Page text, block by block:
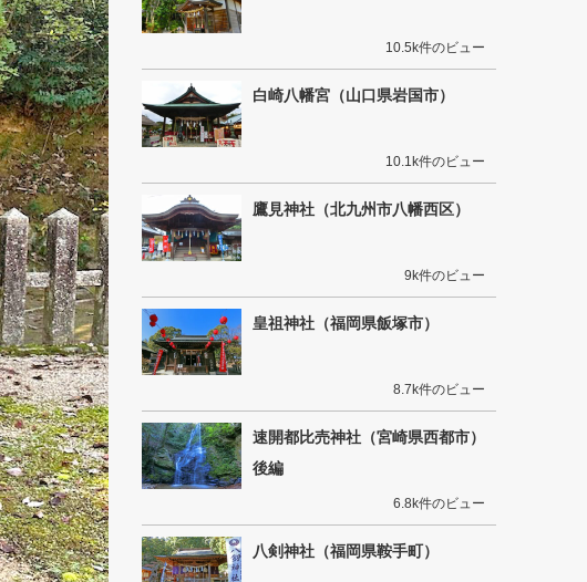
10.5k件のビュー
白崎八幡宮（山口県岩国市）
10.1k件のビュー
鷹見神社（北九州市八幡西区）
9k件のビュー
皇祖神社（福岡県飯塚市）
8.7k件のビュー
速開都比売神社（宮崎県西都市）
後編
6.8k件のビュー
八剣神社（福岡県鞍手町）